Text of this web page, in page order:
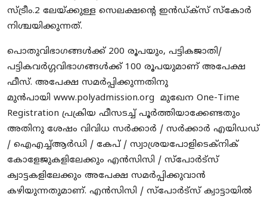
സ്ട്രീം.2 ലേയ്ക്കുള്ള സെലക്ഷന്റെ ഇൻഡ്ക്‌സ് സ്‌കോർ
നിശ്ചയിക്കുന്നത്.
പൊതുവിഭാഗങ്ങൾക്ക് 200 രൂപയും, പട്ടികജാതി/
പട്ടികവർഗ്ഗവിഭാഗങ്ങൾക്ക് 100 രൂപയുമാണ് അപേക്ഷ
ഫീസ്. അപേക്ഷ സമർപ്പിക്കുന്നതിനു
മുൻപായി www.polyadmission.org മുഖേന One-Time
Registration പ്രക്രിയ ഫീസടച്ച് പൂർത്തിയാക്കേണ്ടതും
അതിനു ശേഷം വിവിധ സർക്കാർ / സർക്കാർ എയിഡഡ്
/ ഐഎച്ച്ആർഡി / കേപ് / സ്വാശ്രയപോളിടെക്‌നിക്
കോളേജുകളിലേക്കും എൻസിസി / സ്പോർട്സ്
ക്വാട്ടകളിലേക്കും അപേക്ഷ സമർപ്പിക്കുവാൻ
കഴിയുന്നതുമാണ്. എൻസിസി / സ്പോർട്സ് ക്വാട്ടായിൽ